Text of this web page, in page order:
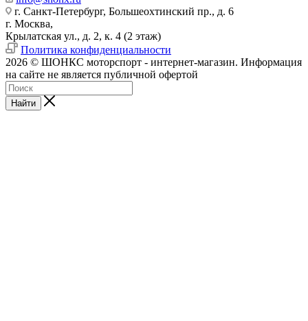
г. Санкт-Петербург, Большеохтинский пр., д. 6
г. Москва,
Крылатская ул., д. 2, к. 4 (2 этаж)
Политика конфиденциальности
2026 © ШОНКС моторспорт - интернет-магазин. Информация
на сайте не является публичной офертой
Найти